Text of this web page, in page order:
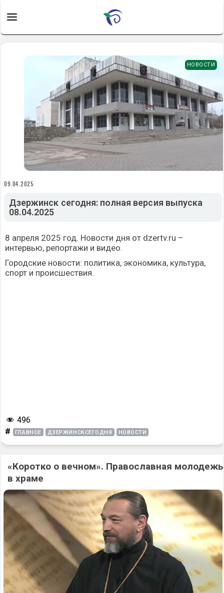
НОВОСТИ
09.04.2025
Дзержинск сегодня: полная версия выпуска
08.04.2025
8 апреля 2025 год. Новости дня от dzertv.ru –
интервью, репортажи и видео.
Городские новости: политика, экономика, культура,
спорт и происшествия.
496
# ГЛАВНОЕ ДЗЕРЖИНСКСЕГОДНЯ НОВОСТИ
«Коротко о вечном». Православная молодежь
в храме